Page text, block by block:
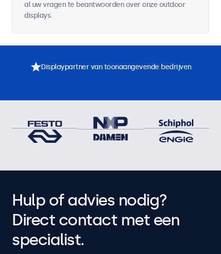
al uw vragen te beantwoorden over onze outdoor
displays.
Displaypartner van toonaangevende bedrijven
Hulp of advies nodig?
Direct contact met een
specialist.